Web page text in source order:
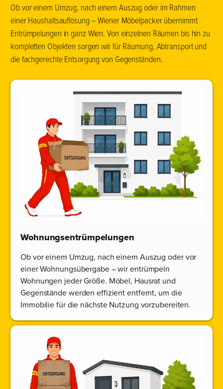
Ob vor einem Umzug, nach einem Auszug oder im Rahmen
einer Haushaltsauflösung – Wiener Möbelpacker übernimmt
Entrümpelungen in ganz Wien. Von einzelnen Räumen bis hin zu
kompletten Objekten sorgen wir für Räumung, Abtransport und
die fachgerechte Entsorgung von Gegenständen.
Wohnungsentrümpelungen
Ob vor einem Umzug, nach einem Auszug oder vor
einer Wohnungsübergabe – wir entrümpeln
Wohnungen jeder Größe. Möbel, Hausrat und
Gegenstände werden effizient entfernt, um die
Immobilie für die nächste Nutzung vorzubereiten.